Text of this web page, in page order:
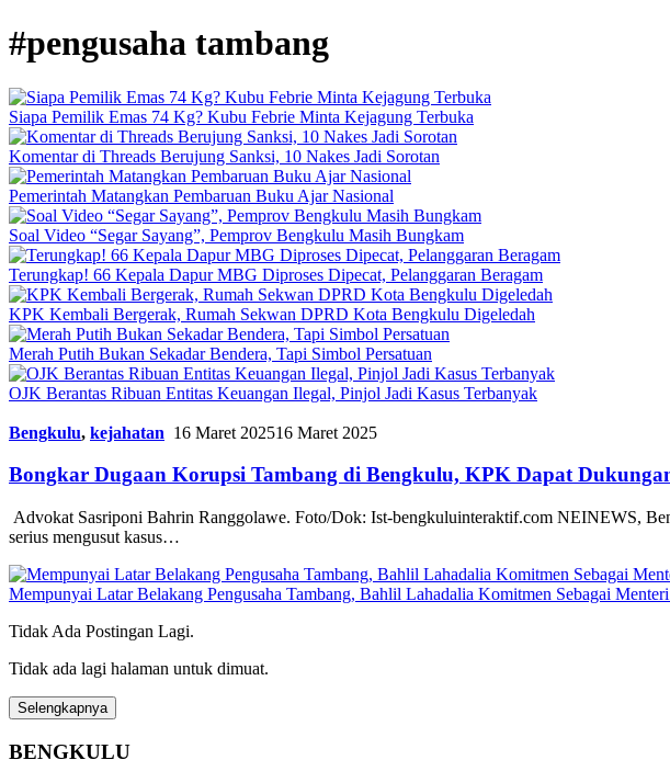
#pengusaha tambang
Siapa Pemilik Emas 74 Kg? Kubu Febrie Minta Kejagung Terbuka
Komentar di Threads Berujung Sanksi, 10 Nakes Jadi Sorotan
Pemerintah Matangkan Pembaruan Buku Ajar Nasional
Soal Video “Segar Sayang”, Pemprov Bengkulu Masih Bungkam
Terungkap! 66 Kepala Dapur MBG Diproses Dipecat, Pelanggaran Beragam
KPK Kembali Bergerak, Rumah Sekwan DPRD Kota Bengkulu Digeledah
Merah Putih Bukan Sekadar Bendera, Tapi Simbol Persatuan
OJK Berantas Ribuan Entitas Keuangan Ilegal, Pinjol Jadi Kasus Terbanyak
Bengkulu, kejahatan 16 Maret 202516 Maret 2025
Bongkar Dugaan Korupsi Tambang di Bengkulu, KPK Dapat
Advokat Sasriponi Bahrin Ranggolawe. Foto/Dok: Ist-bengkuluinteraktif.com NEINEWS,
serius mengusut kasus…
Mempunyai Latar Belakang Pengusaha Tambang, Bahlil Lahadalia Komitmen Sebagai
Tidak Ada Postingan Lagi.
Tidak ada lagi halaman untuk dimuat.
Selengkapnya
BENGKULU